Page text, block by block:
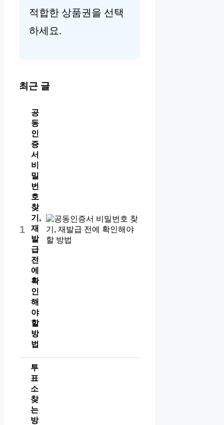
적합한 상품권을 선택
하세요.
최근 글
1
공
동
인
증
서
비
밀
번
호
찾
기,
재
발
급
전
에
확
인
해
야
할
방
법
투
표
소
찾
는
방